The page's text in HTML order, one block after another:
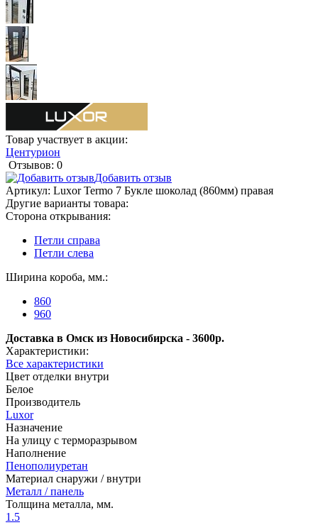
Товар участвует в акции:
Центурион
Отзывов: 0
Добавить отзыв
Артикул: Luxor Termo 7 Букле шоколад (860мм) правая
Другие варианты товара:
Сторона открывания:
Петли справа
Петли слева
Ширина короба, мм.:
860
960
Доставка в Омск из Новосибирска - 3600р.
Характеристики:
Все характеристики
Цвет отделки внутри
Белое
Производитель
Luxor
Назначение
На улицу с терморазрывом
Наполнение
Пенополиуретан
Материал снаружи / внутри
Металл / панель
Толщина металла, мм.
1.5